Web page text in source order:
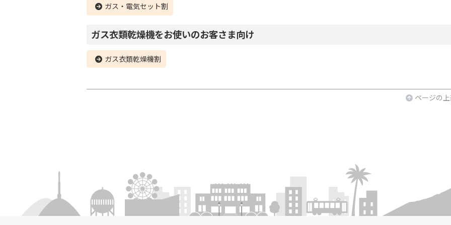
ガス・電気セット割
ガス衣類乾燥機をお使いのお客さま向け
ガス衣類乾燥機割
ページの